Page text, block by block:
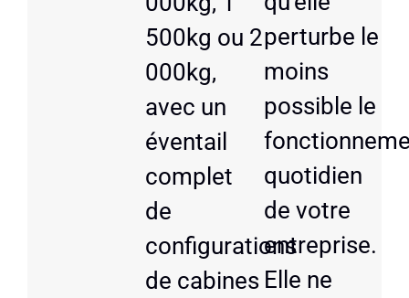
500kg ou 2
000kg,
avec un
éventail
complet
de
configurations
de cabines
perturbe le
moins
possible le
quotidien
de votre
entreprise.
Elle ne